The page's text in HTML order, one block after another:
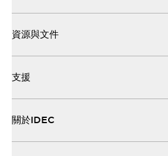
資源與文件
支援
關於IDEC